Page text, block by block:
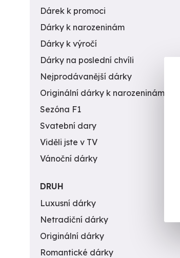
Dárek k promoci
Dárky k narozeninám
Dárky k výročí
Dárky na poslední chvíli
Nejprodávanější dárky
Originální dárky k narozeninám
Sezóna F1
Svatební dary
Viděli jste v TV
Vánoční dárky
DRUH
Luxusní dárky
Netradiční dárky
Originální dárky
Romantické dárky